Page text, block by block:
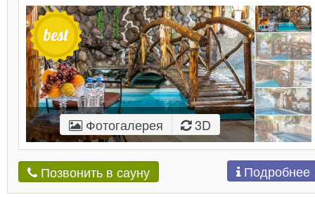
Фотогалерея 3D
Позвонить в сауну Подробнее